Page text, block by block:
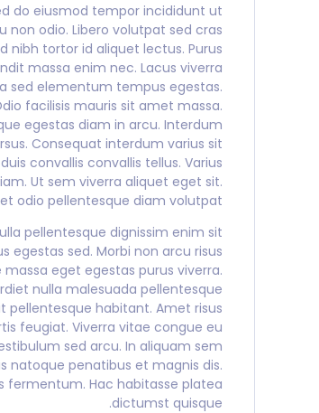
do eiusmod tempor incididunt ut
non odio. Libero volutpat sed cras
nibh tortor id aliquet lectus. Purus
massa enim nec. Lacus viverra
sed elementum tempus egestas.
facilisis mauris sit amet massa.
egestas diam in arcu. Interdum
Consequat interdum varius sit
convallis convallis tellus. Varius
Ut sem viverra aliquet eget sit.
odio pellentesque diam volutpat.
pellentesque dignissim enim sit
egestas sed. Morbi non arcu risus
eget egestas purus viverra.
nulla malesuada pellentesque
habitant. Amet risus
feugiat. Viverra vitae congue eu
sed arcu. In aliquam sem
natoque penatibus et magnis dis.
fermentum. Hac habitasse platea
dictumst quisque.